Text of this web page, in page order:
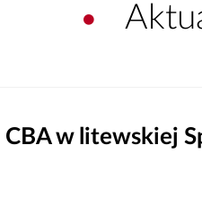
w litewskiej